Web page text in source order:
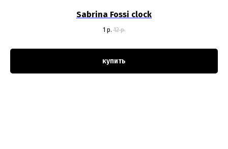
Sabrina Fossi clock
1 р. 12 р.
купить